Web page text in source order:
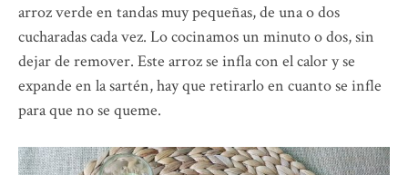
arroz verde en tandas muy pequeñas, de una o dos
cucharadas cada vez. Lo cocinamos un minuto o dos, sin
dejar de remover. Este arroz se infla con el calor y se
expande en la sartén, hay que retirarlo en cuanto se infle
para que no se queme.